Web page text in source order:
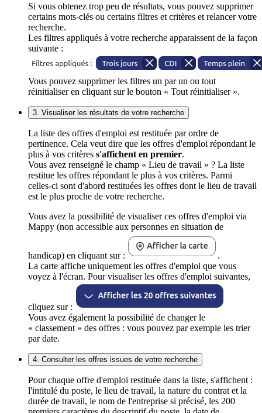
Si vous obtenez trop peu de résultats, vous pouvez supprimer
certains mots-clés ou certains filtres et critères et relancer votre
recherche.
Les filtres appliqués à votre recherche apparaissent de la façon
suivante :
Vous pouvez supprimer les filtres un par un ou tout
réinitialiser en cliquant sur le bouton « Tout réinitialiser ».
3. Visualiser les résultats de votre recherche
La liste des offres d'emploi est restituée par ordre de
pertinence. Cela veut dire que les offres d'emploi répondant le
plus à vos critères s'affichent en premier.
Vous avez renseigné le champ « Lieu de travail » ? La liste
restitue les offres répondant le plus à vos critères. Parmi
celles-ci sont d'abord restituées les offres dont le lieu de travail
est le plus proche de votre recherche.
Vous avez la possibilité de visualiser ces offres d'emploi via
Mappy (non accessible aux personnes en situation de
handicap) en cliquant sur :
.
La carte affiche uniquement les offres d'emploi que vous
voyez à l'écran. Pour visualiser les offres d'emploi suivantes,
cliquez sur :
Vous avez également la possibilité de changer le
« classement » des offres : vous pouvez par exemple les trier
par date.
4. Consulter les offres issues de votre recherche
Pour chaque offre d'emploi restituée dans la liste, s'affichent :
l'intitulé du poste, le lieu de travail, la nature du contrat et la
durée de travail, le nom de l'entreprise si précisé, les 200